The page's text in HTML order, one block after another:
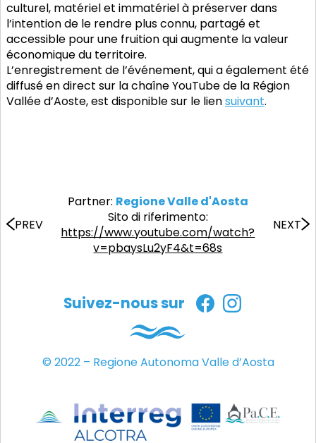
culturel, matériel et immatériel à préserver dans
l’intention de le rendre plus connu, partagé et
accessible pour une fruition qui augmente la valeur
économique du territoire.
L’enregistrement de l’événement, qui a également été
diffusé en direct sur la chaîne YouTube de la Région
Vallée d’Aoste, est disponible sur le liensuivant.
PREV
Partner: Regione Valle d'Aosta
Sito di riferimento:
https://www.youtube.com/watch?
v=pbaysLu2yF4&t=68s
NEXT
Suivez-nous sur
© 2022 – Regione Autonoma Valle d’Aosta